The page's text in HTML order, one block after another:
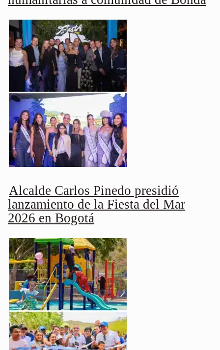
Alcalde Carlos Pinedo presidió
lanzamiento de la Fiesta del Mar
2026 en Bogotá